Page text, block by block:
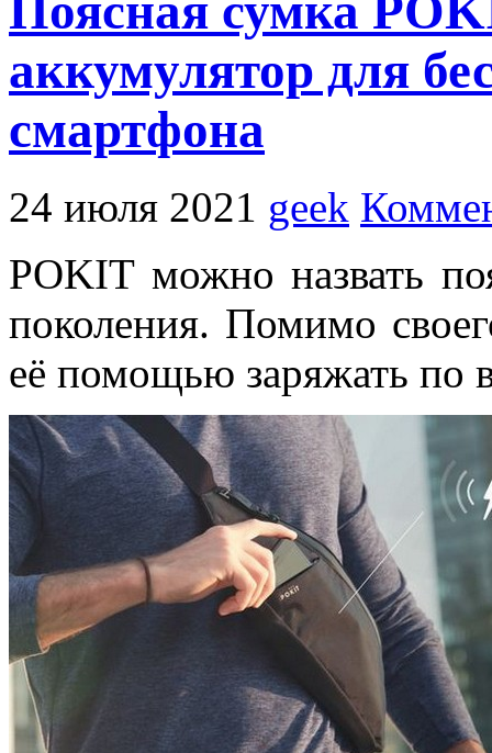
аккумулятор для
смартфона
24 июля 2021 geek
POKIT можно назвать
поколения. Помимо
её помощью заряжать по